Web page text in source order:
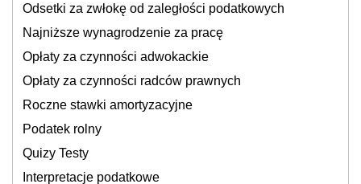
Odsetki za zwłokę od zaległości podatkowych
Najniższe wynagrodzenie za pracę
Opłaty za czynności adwokackie
Opłaty za czynności radców prawnych
Roczne stawki amortyzacyjne
Podatek rolny
Quizy Testy
Interpretacje podatkowe